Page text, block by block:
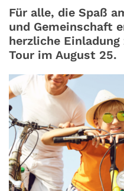
Für alle, die Spaß
und Gemeinschaft
herzliche Einladung
Tour im August 25.